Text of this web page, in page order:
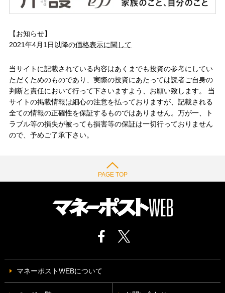
【お知らせ】
2021年4月1日以降の価格表示に関して
当サイトに記載されている内容はあくまでも投資の参考にしてい
ただくためのものであり、実際の投資にあたっては読者ご自身の
判断と責任において行って下さいますよう、お願い致します。 当
サイトの掲載情報は細心の注意を払っておりますが、記載される
全ての情報の正確性を保証するものではありません。万が一、ト
ラブル等の損失が被っても損害等の保証は一切行っておりません
ので、予めご了承下さい。
PAGE TOP
マネーポストWEBについて